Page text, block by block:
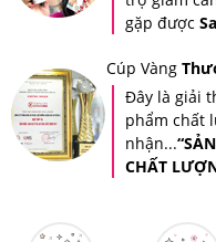
hỗ trợ chức năng giảm
được xem là địa chỉ
đẹp, chăm sóc sức
Bạn cũng có thể dễ
sản phẩm được sử
gặp được
Cúp Vàng
Đây là giải
phẩm chất
nhận...
CHẤT